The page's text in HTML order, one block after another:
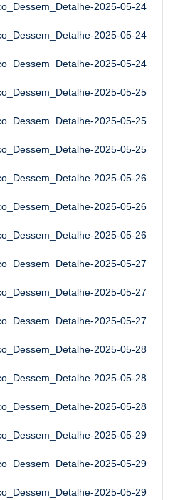
2025-05-24
2025-05-24
2025-05-24
2025-05-25
2025-05-25
2025-05-25
2025-05-26
2025-05-26
2025-05-26
2025-05-27
2025-05-27
2025-05-27
2025-05-28
2025-05-28
2025-05-28
2025-05-29
2025-05-29
2025-05-29